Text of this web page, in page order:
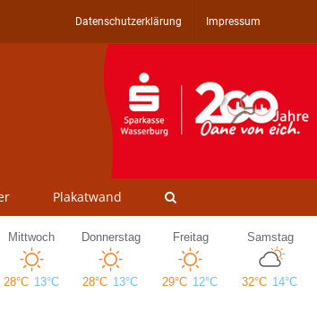
Datenschutzerklärung Impressum
Plakatwand